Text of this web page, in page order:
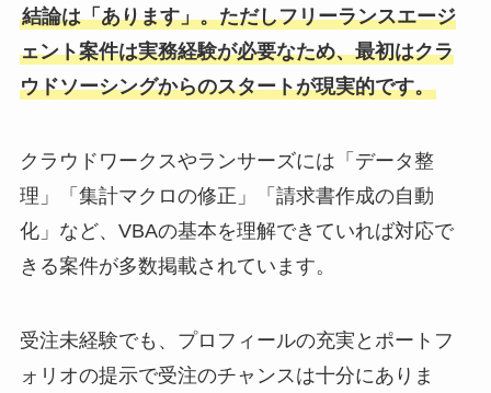
結論は「あります」。ただしフリーランスエージ
ェント案件は実務経験が必要なため、最初はクラ
ウドソーシングからのスタートが現実的です。
クラウドワークスやランサーズには「データ整
理」「集計マクロの修正」「請求書作成の自動
化」など、VBAの基本を理解できていれば対応で
きる案件が多数掲載されています。
受注未経験でも、プロフィールの充実とポートフ
ォリオの提示で受注のチャンスは十分にありま